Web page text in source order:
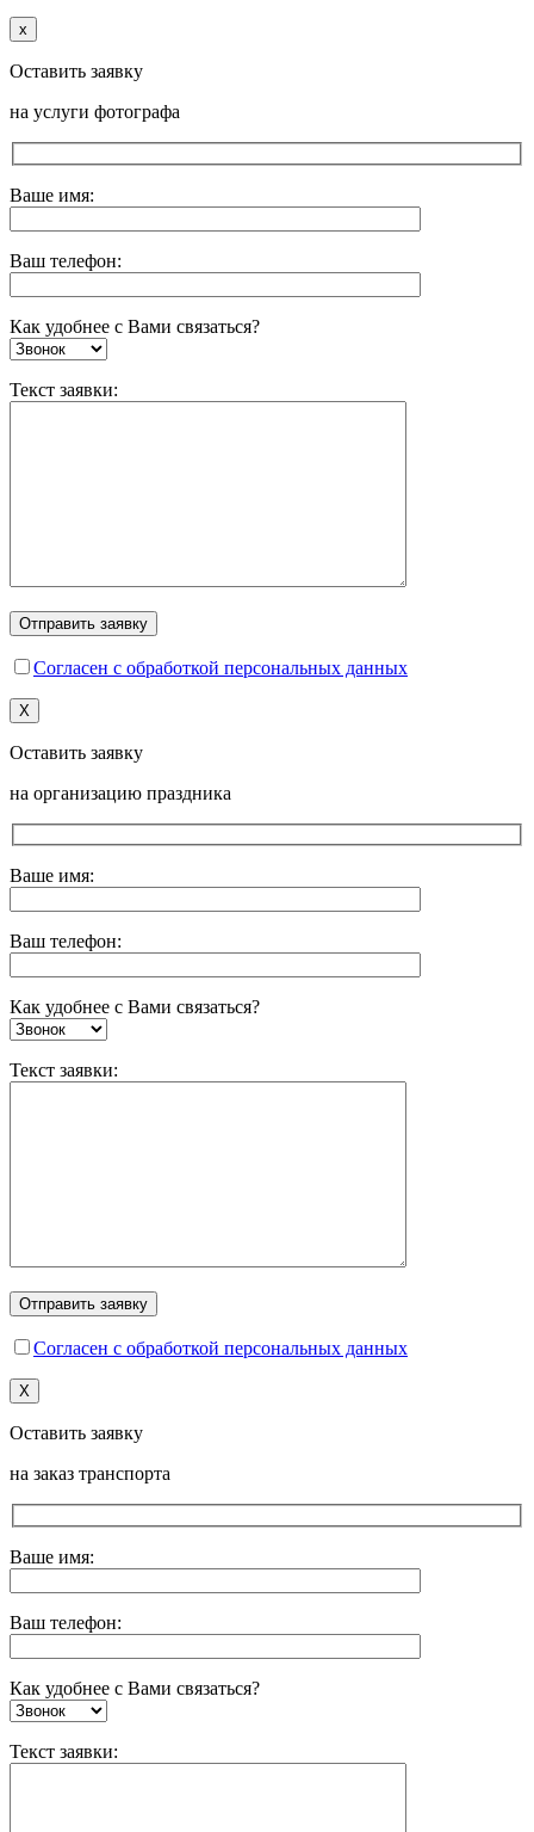
x
Оставить заявку
на услуги фотографа
Ваше имя:
Ваш телефон:
Как удобнее с Вами связаться?
Текст заявки:
Согласен с обработкой персональных данных
X
Оставить заявку
на организацию праздника
Ваше имя:
Ваш телефон:
Как удобнее с Вами связаться?
Текст заявки:
Согласен с обработкой персональных данных
X
Оставить заявку
на заказ транспорта
Ваше имя:
Ваш телефон:
Как удобнее с Вами связаться?
Текст заявки: